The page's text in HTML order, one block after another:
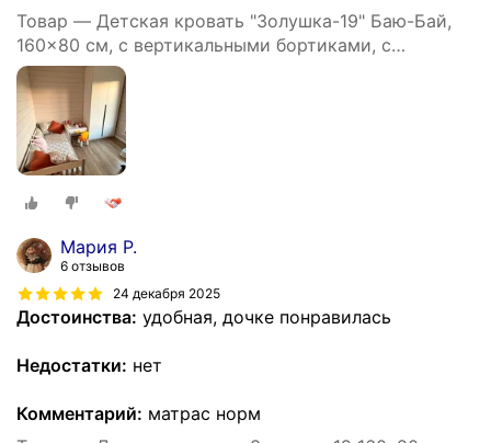
Товар — Детская кровать "Золушка-19" Баю-Бай,
160x80 см, с вертикальными бортиками, с
ящиками, серо-белая
Мария Р.
6 отзывов
24 декабря 2025
Достоинства: удобная, дочке понравилась
Недостатки: нет
Комментарий: матрас норм